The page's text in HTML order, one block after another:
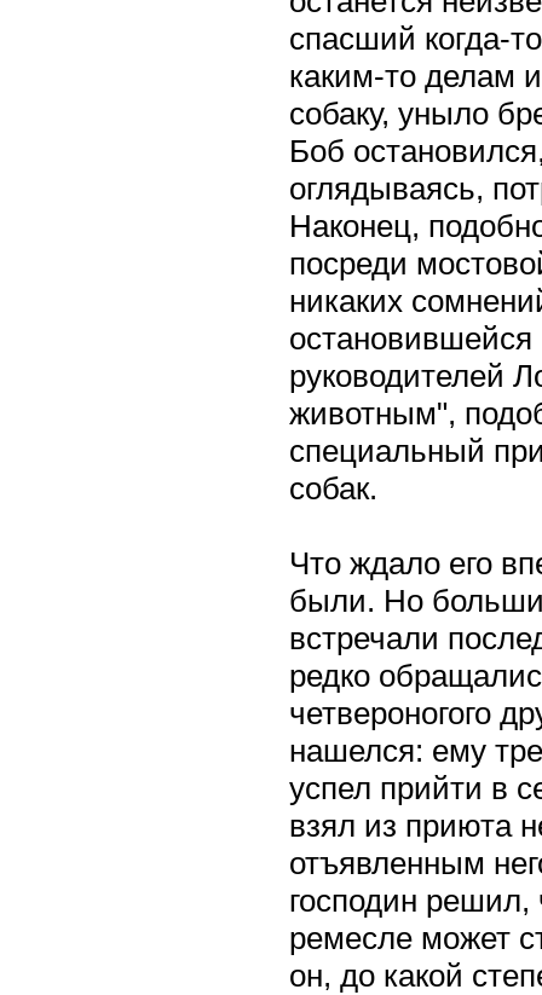
спасший когда-
каким-то делам
собаку, уныло
Боб
оглядываясь,
Наконец,
посреди
никаких
остановившейся
руководителей
животным",
специальный
собак.
Что ждало его
были. Но
встречали
редко
четвероногого
нашелся: ему
успел прийти в
взял из приюта
отъявленным
господин
ремесле может
он, до какой